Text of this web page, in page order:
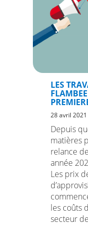
LES
28 avril 2021
Depuis
matières
relance
année
Les prix
les coûts
secteur